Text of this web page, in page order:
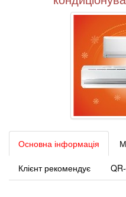
Основна інформація
Клієнт рекомендує